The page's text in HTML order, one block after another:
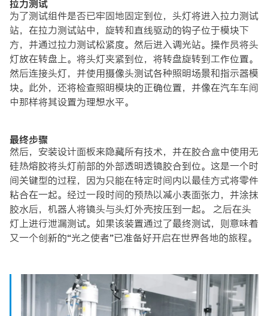
拉力测试
为了测试组件是否已牢固地固定到位，头灯将进入拉力测试
站，在拉力测试站中，旋转和直线驱动的钩子位于模块下
方，并通过拉力测试松紧度。然后进入调光站。操作员将头
灯放在转盘上。将头灯夹紧到位，将转盘旋转到工作位置。
然后连接头灯，并使用摄像头测试各种照明场景和指示器模
块。此外，还将检查照明模块的正确位置，并像在汽车车间
中那样将其设置为理想水平。
最终步骤
然后，安装设计面板来隐藏所有技术，并在胶合盒中使用无
硅热熔胶将头灯前部的外部透明透镜胶合到位。这是一个时
间关键型的过程，因为只能在特定时间内以最佳方式将零件
粘合在一起。经过一段时间的预热以减小表面张力，并涂抹
胶水后，机器人将镜头与头灯外壳按压到一起。 之后在头
灯上进行泄漏测试。如果该装置通过了最终测试，则意味着
又一个创新的“光之使者”已准备好开启在世界各地的旅程。